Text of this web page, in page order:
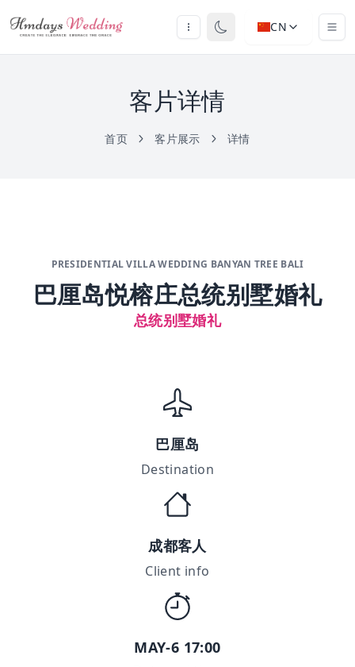
CN
客片详情
首页 客片展示 详情
PRESIDENTIAL VILLA WEDDING BANYAN TREE BALI
巴厘岛悦榕庄总统别墅婚礼
总统别墅婚礼
巴厘岛
Destination
成都客人
Client info
MAY-6 17:00